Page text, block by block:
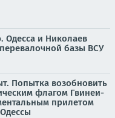
Одесса и Николаев
базы ВСУ
Попытка возобновить
флагом Гвинеи-
прилетом